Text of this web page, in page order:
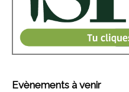
Evènements à venir